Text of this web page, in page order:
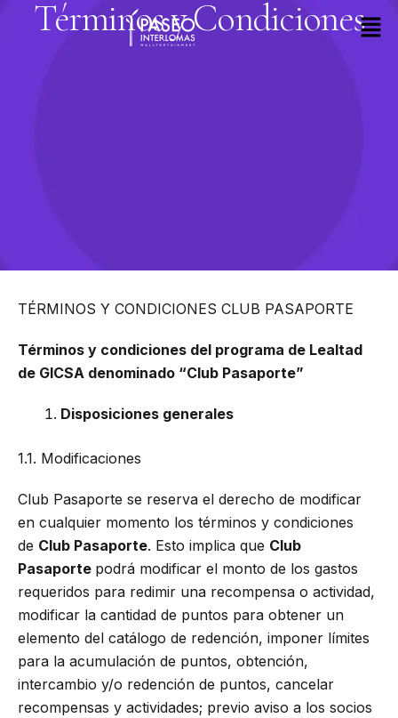
Términos y Condiciones
TÉRMINOS Y CONDICIONES CLUB PASAPORTE
Términos y condiciones del programa de Lealtad
de GICSA denominado “Club Pasaporte”
Disposiciones generales
1.1. Modificaciones
Club Pasaporte se reserva el derecho de modificar
en cualquier momento los términos y condiciones
de Club Pasaporte. Esto implica que Club
Pasaporte podrá modificar el monto de los gastos
requeridos para redimir una recompensa o actividad,
modificar la cantidad de puntos para obtener un
elemento del catálogo de redención, imponer límites
para la acumulación de puntos, obtención,
intercambio y/o redención de puntos, cancelar
recompensas y actividades; previo aviso a los socios